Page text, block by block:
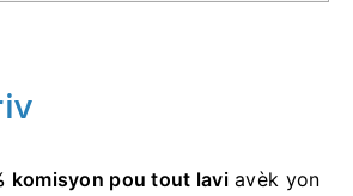
komisyon pou tout laviavèk yon